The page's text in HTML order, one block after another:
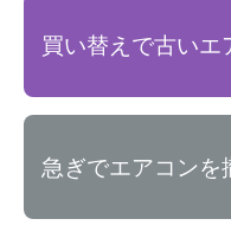
買い替えで古い
急ぎでエアコンを